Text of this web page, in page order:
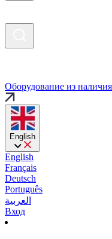
Оборудование из
English
English
Français
Deutsch
Português
العربية
Вход